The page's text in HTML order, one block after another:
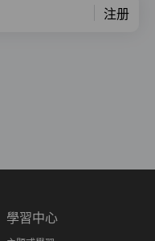
注册
學習中心